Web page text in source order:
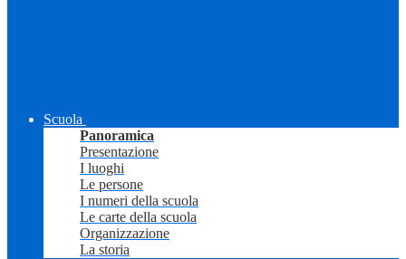
Scuola
Panoramica
Presentazione
I luoghi
Le persone
I numeri della scuola
Le carte della scuola
Organizzazione
La storia